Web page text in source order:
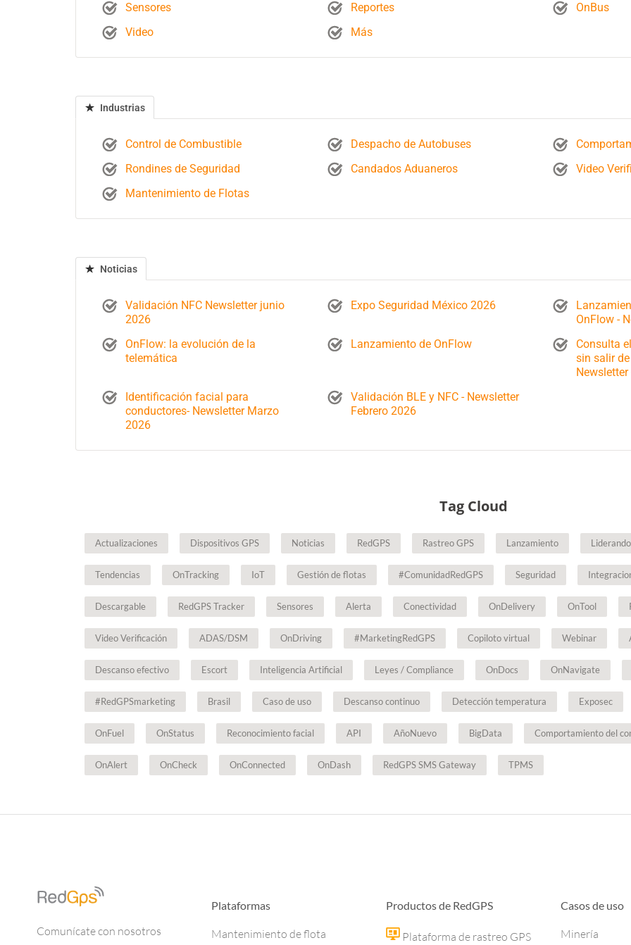
Sensores
Reportes
OnBus
Video
Más
Industrias
Control de Combustible Despacho de Autobuses
Rondines de Seguridad
Candados Aduaneros
Video
Mantenimiento de Flotas
Noticias
Validación NFC Newsletter junio
2026
Expo Seguridad México 2026
OnFlow -
OnFlow: la evolución de la
telemática
Lanzamiento de OnFlow
Consulta
sin salir
Identificación facial para
conductores- Newsletter Marzo
2026
Validación BLE y NFC - Newsletter
Febrero 2026
Tag Cloud
Actualizaciones Dispositivos GPS Noticias RedGPS Rastreo GPS Lanzamiento
Tendencias OnTracking IoT Gestión de flotas #ComunidadRedGPS Seguridad
Descargable RedGPS Tracker Sensores Alerta Conectividad OnDelivery OnTool
Video Verificación ADAS/DSM OnDriving #MarketingRedGPS Copiloto virtual Webinar
Descanso efectivo Escort Inteligencia Artificial Leyes / Compliance OnDocs OnNavigate
#RedGPSmarketing Brasil Caso de uso Descanso continuo Detección temperatura Exposec
OnFuel OnStatus Reconocimiento facial API AñoNuevo BigData Comportamiento del
OnAlert OnCheck OnConnected OnDash RedGPS SMS Gateway TPMS
Comunícate con nosotros
Plataformas
Mantenimiento de flota
Productos de RedGPS
Plataforma de rastreo GPS
Casos de uso
Minería